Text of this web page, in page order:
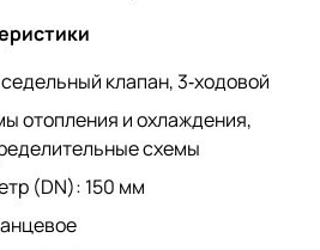
клапан, 3‑ходовой
отопления и охлаждения,
схемы
(DN): 150 мм